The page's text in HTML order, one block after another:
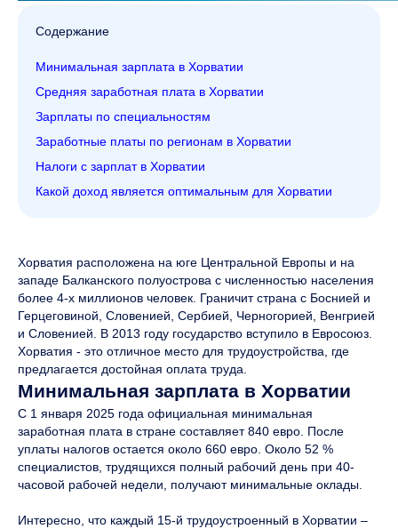
Содержание
Минимальная зарплата в Хорватии
Средняя заработная плата в Хорватии
Зарплаты по специальностям
Заработные платы по регионам в Хорватии
Налоги с зарплат в Хорватии
Какой доход является оптимальным для Хорватии
Хорватия расположена на юге Центральной Европы и на
западе Балканского полуострова с численностью населения
более 4-х миллионов человек. Граничит страна с Боснией и
Герцеговиной, Словенией, Сербией, Черногорией, Венгрией
и Словенией. В 2013 году государство вступило в Евросоюз.
Хорватия - это отличное место для трудоустройства, где
предлагается достойная оплата труда.
Минимальная зарплата в Хорватии
С 1 января 2025 года официальная минимальная
заработная плата в стране составляет 840 евро. После
уплаты налогов остается около 660 евро. Около 52 %
специалистов, трудящихся полный рабочий день при 40-
часовой рабочей недели, получают минимальные оклады.
Интересно, что каждый 15-й трудоустроенный в Хорватии –